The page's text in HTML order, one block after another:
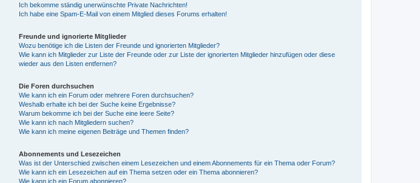
Ich bekomme ständig unerwünschte Private Nachrichten!
Ich habe eine Spam-E-Mail von einem Mitglied dieses Forums erhalten!
Freunde und ignorierte Mitglieder
Wozu benötige ich die Listen der Freunde und ignorierten Mitglieder?
Wie kann ich Mitglieder zur Liste der Freunde oder zur Liste der ignorierten Mitglieder hinzufügen oder diese
wieder aus den Listen entfernen?
Die Foren durchsuchen
Wie kann ich ein Forum oder mehrere Foren durchsuchen?
Weshalb erhalte ich bei der Suche keine Ergebnisse?
Warum bekomme ich bei der Suche eine leere Seite?
Wie kann ich nach Mitgliedern suchen?
Wie kann ich meine eigenen Beiträge und Themen finden?
Abonnements und Lesezeichen
Was ist der Unterschied zwischen einem Lesezeichen und einem Abonnements für ein Thema oder Forum?
Wie kann ich ein Lesezeichen auf ein Thema setzen oder ein Thema abonnieren?
Wie kann ich ein Forum abonnieren?